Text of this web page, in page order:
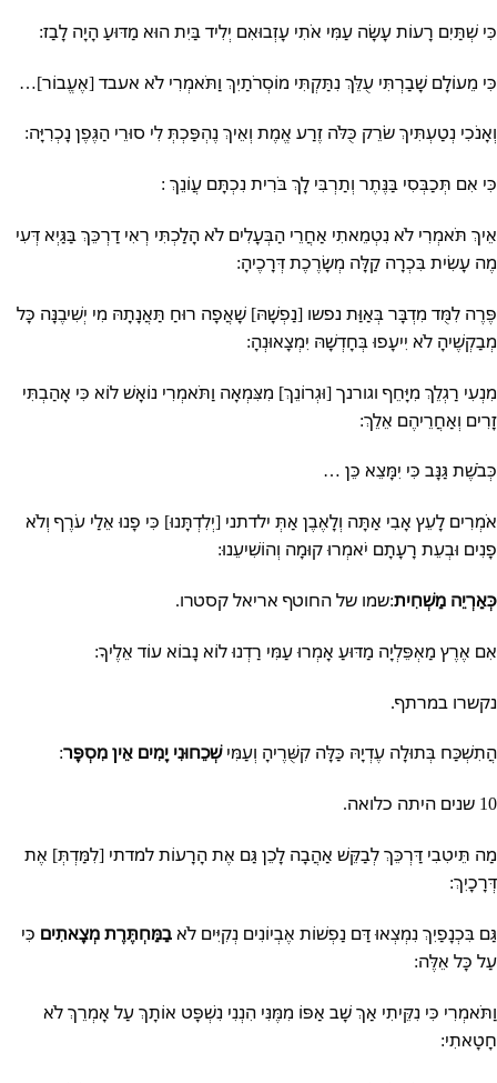
כִּי שְׁתַּיִם רָעוֹת עָשָׂה עַמִּי אֹתִי עָזְבוּאִם יְלִיד בַּיִת הוּא מַדּוּעַ הָיָה לָבַז:
כִּי מֵעוֹלָם שָׁבַרְתִּי עֻלֵּךְ נִתַּקְתִּי מוֹסְרֹתַיִךְ וַתֹּאמְרִי לֹא אעבד [אֶעֱבוֹר]…
וְאָנֹכִי נְטַעְתִּיךְ שֹׂרֵק כֻּלֹּה זֶרַע אֱמֶת וְאֵיךְ נֶהְפַּכְתְּ לִי סוּרֵי הַגֶּפֶן נָכְרִיָּה:
כִּי אִם תְּכַבְּסִי בַּנֶּתֶר וְתַרְבִּי לָךְ בֹּרִית נִכְתָּם עֲוֹנֵךְ :
אֵיךְ תֹּאמְרִי לֹא נִטְמֵאתִי אַחֲרֵי הַבְּעָלִים לֹא הָלַכְתִּי רְאִי דַרְכֵּךְ בַּגַּיְא דְּעִי
מֶה עָשִׂית בִּכְרָה קַלָּה מְשָׂרֶכֶת דְּרָכֶיהָ:
פֶּרֶה לִמֻּד מִדְבָּר בְּאַוַּת נפשו [נַפְשָׁהּ] שָׁאֲפָה רוּחַ תַּאֲנָתָהּ מִי יְשִׁיבֶנָּה כָּל
מְבַקְשֶׁיהָ לֹא יִיעָפוּ בְּחָדְשָׁהּ יִמְצָאוּנְהָ:
מִנְעִי רַגְלֵךְ מִיָּחֵף וגורנך [וּגְרוֹנֵךְ] מִצִּמְאָה וַתֹּאמְרִי נוֹאָשׁ לוֹא כִּי אָהַבְתִּי
זָרִים וְאַחֲרֵיהֶם אֵלֵךְ:
כְּבֹשֶׁת גַּנָּב כִּי יִמָּצֵא כֵּן …
אֹמְרִים לָעֵץ אָבִי אַתָּה וְלָאֶבֶן אַתְּ ילדתני [יְלִדְתָּנוּ] כִּי פָנוּ אֵלַי עֹרֶף וְלֹא
פָנִים וּבְעֵת רָעָתָם יֹאמְרוּ קוּמָה וְהוֹשִׁיעֵנוּ:
כְּאַרְיֵה מַשְׁחִית:שמו של החוטף אריאל קסטרו.
אִם אֶרֶץ מַאְפֵּלְיָה מַדּוּעַ אָמְרוּ עַמִּי רַדְנוּ לוֹא נָבוֹא עוֹד אֵלֶיךָ:
נקשרו במרתף.
הֲתִשְׁכַּח בְּתוּלָה עֶדְיָהּ כַּלָּה קִשֻּׁרֶיהָ וְעַמִּישְׁכֵחוּנִי יָמִים אֵין מִסְפָּר:
10 שנים היתה כלואה.
מַה תֵּיטִבִי דַּרְכֵּךְ לְבַקֵּשׁ אַהֲבָה לָכֵן גַּם אֶת הָרָעוֹת למדתי [לִמַּדְתְּ] אֶת
דְּרָכָיִךְ:
גַּם בִּכְנָפַיִךְ נִמְצְאוּ דַּם נַפְשׁוֹת אֶבְיוֹנִים נְקִיִּים לֹאבַמַּחְתֶּרֶת מְצָאתִים כִּי
עַל כָּל אֵלֶּה:
וַתֹּאמְרִי כִּי נִקֵּיתִי אַךְ שָׁב אַפּוֹ מִמֶּנִּי הִנְנִי נִשְׁפָּט אוֹתָךְ עַל אָמְרֵךְ לֹא
חָטָאתִי: